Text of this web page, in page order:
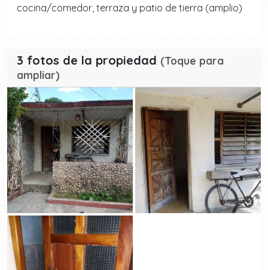
cocina/comedor, terraza y patio de tierra (amplio)
3 fotos de la propiedad (Toque para
ampliar)